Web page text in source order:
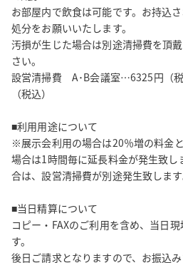
■物販
物販でのご利用をご希望の場合はご相
ご遠慮いただく場合もございますの
お部屋内で飲食は可能です。お持込
処分をお願いいたします。
汚損が生じた場合は別途清掃費を頂
さい。
設営清掃費　A･B会議室…6325円（
（税込）
■利用用途について
※展示会利用の場合は20％増の料金
場合は1時間毎に延長料金が発生致し
合は、設営清掃費が別途発生致します
■当日精算について
コピー・FAXのご利用を含め、当日
す。
後日ご請求となりますので、お振込